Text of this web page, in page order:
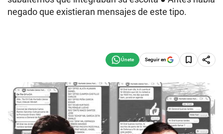
negado que existieran mensajes de este tipo.
Seguir en